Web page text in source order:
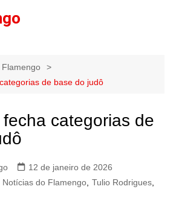
Flamengo
de base do judô
categorias de
12 de janeiro de 2026
Notícias do Flamengo, Tulio Rodrigues,